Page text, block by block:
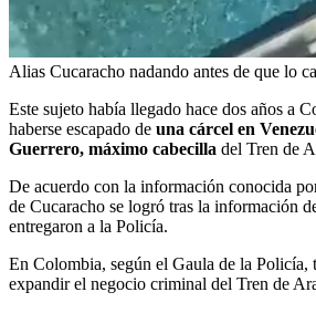
Alias Cucaracho nadando antes de que lo
Este sujeto había llegado hace dos años a
haberse escapado de una cárcel en
Guerrero, máximo cabecilla del Tren de
De acuerdo con la información conocida
de Cucaracho se logró tras la información
entregaron a la Policía.
En Colombia, según el Gaula de la Policía,
expandir el negocio criminal del Tren de